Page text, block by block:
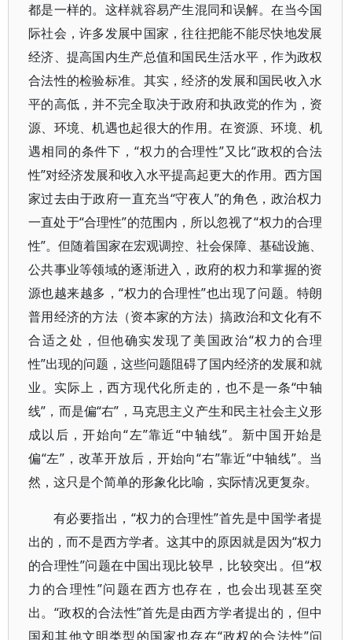
都是一样的。这样就容易产生混同和误解。在当今国
际社会，许多发展中国家，往往把能不能尽快地发展
经济、提高国内生产总值和国民生活水平，作为政权
合法性的检验标准。其实，经济的发展和国民收入水
平的高低，并不完全取决于政府和执政党的作为，资
源、环境、机遇也起很大的作用。在资源、环境、机
遇相同的条件下，“权力的合理性”又比“政权的合法
性”对经济发展和收入水平提高起更大的作用。西方国
家过去由于政府一直充当“守夜人”的角色，政治权力
一直处于“合理性”的范围内，所以忽视了“权力的合理
性”。但随着国家在宏观调控、社会保障、基础设施、
公共事业等领域的逐渐进入，政府的权力和掌握的资
源也越来越多，“权力的合理性”也出现了问题。特朗
普用经济的方法（资本家的方法）搞政治和文化有不
合适之处，但他确实发现了美国政治“权力的合理
性”出现的问题，这些问题阻碍了国内经济的发展和就
业。实际上，西方现代化所走的，也不是一条“中轴
线”，而是偏“右”，马克思主义产生和民主社会主义形
成以后，开始向“左”靠近“中轴线”。新中国开始是
偏“左”，改革开放后，开始向“右”靠近“中轴线”。当
然，这只是个简单的形象化比喻，实际情况更复杂。
有必要指出，“权力的合理性”首先是中国学者提
出的，而不是西方学者。这其中的原因就是因为“权力
的合理性”问题在中国出现比较早，比较突出。但“权
力的合理性”问题在西方也存在，也会出现甚至突
出。“政权的合法性”首先是由西方学者提出的，但中
国和其他文明类型的国家也存在“政权的合法性”问